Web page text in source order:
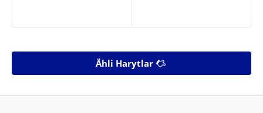
Ähli Harytlar